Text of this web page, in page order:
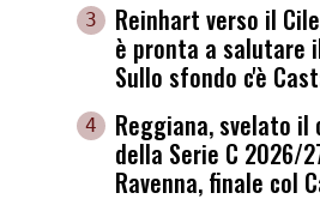
3
Reinhart verso il
è pronta a salutare
Sullo sfondo c'è
4
Reggiana, svelato il
della Serie C 2026/
Ravenna, finale col